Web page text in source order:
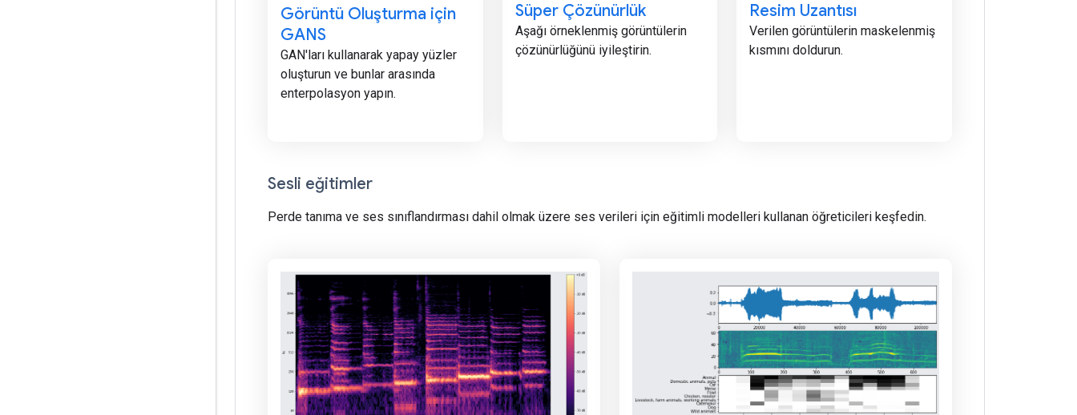
Görüntü Oluşturma için
GANS
GAN'ları kullanarak yapay yüzler
oluşturun ve bunlar arasında
enterpolasyon yapın.
Süper Çözünürlük
Aşağı örneklenmiş görüntülerin
çözünürlüğünü iyileştirin.
Resim Uzantısı
Verilen görüntülerin maskelenmiş
kısmını doldurun.
Sesli eğitimler
Perde tanıma ve ses sınıflandırması dahil olmak üzere ses verileri için eğitimli modelleri kullanan öğreticileri keşfedin.